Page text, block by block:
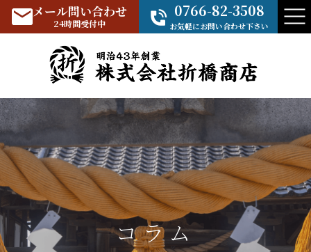
メール問い合わせ
24時間受付中
0766-82-3508
お気軽にお問い合わせ下さい
コラム